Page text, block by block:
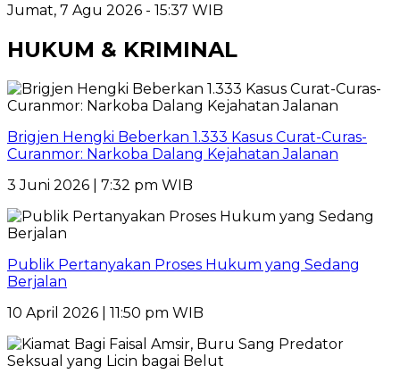
Jumat, 7 Agu 2026 - 15:37 WIB
HUKUM & KRIMINAL
Brigjen Hengki Beberkan 1.333 Kasus Curat-Curas-
Curanmor: Narkoba Dalang Kejahatan Jalanan
3 Juni 2026 | 7:32 pm WIB
Publik Pertanyakan Proses Hukum yang Sedang
Berjalan
10 April 2026 | 11:50 pm WIB